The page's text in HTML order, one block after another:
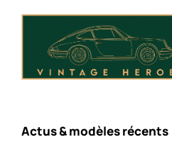
Actus & modèles récents